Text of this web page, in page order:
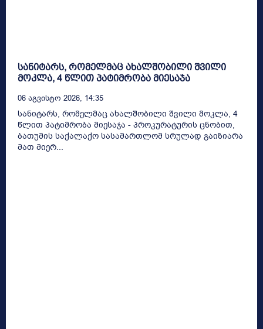
სანიტარს, რომელმაც ახალშობილი შვილი
მოკლა, 4 წლით პატიმრობა მიესაჯა
06 Აგვისტო 2026, 14:35
სანიტარს, რომელმაც ახალშობილი შვილი მოკლა, 4
წლით პატიმრობა მიესაჯა - პროკურატურის ცნობით,
ბათუმის საქალაქო სასამართლომ სრულად გაიზიარა
მათ მიერ...